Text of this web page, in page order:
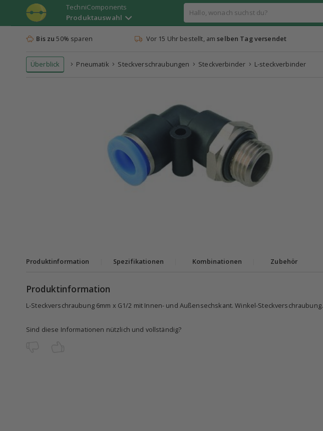
TechniComponents
Produktauswahl
Bis zu 50% sparen Vor 15 Uhr bestellt, amselben Tag versendet
Überblick Pneumatik Steckverschraubungen Steckverbinder L-steckverbinder
Produktinformation Spezifikationen Kombinationen Zubehör
Produktinformation
L-Steckverschraubung 6mm x G1/2 mit Innen- und Außensechskant. Winkel-Steckverschraubung.
Sind diese Informationen nützlich und vollständig?